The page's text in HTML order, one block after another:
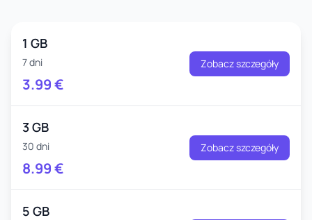
1 GB
7 dni
3.99€
Zobacz szczegóły
3 GB
30 dni
8.99€
Zobacz szczegóły
5 GB